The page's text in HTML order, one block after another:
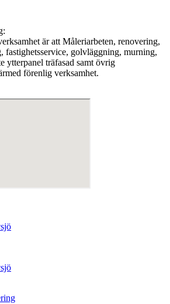
är att Måleriarbeten, renovering,
fastighetsservice, golvläggning, murning,
ytterpanel träfasad samt övrig
förenlig verksamhet.